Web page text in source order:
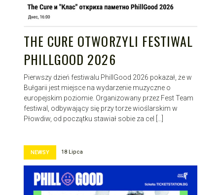
THE CURE OTWORZYLI FESTIWAL
PHILLGOOD 2026
Pierwszy dzień festiwalu PhillGood 2026 pokazał, że w
Bułgarii jest miejsce na wydarzenie muzyczne o
europejskim poziomie. Organizowany przez Fest Team
festiwal, odbywający się przy torze wioślarskim w
Płowdiw, od początku stawiał sobie za cel […]
NEWSY 18 Lipca